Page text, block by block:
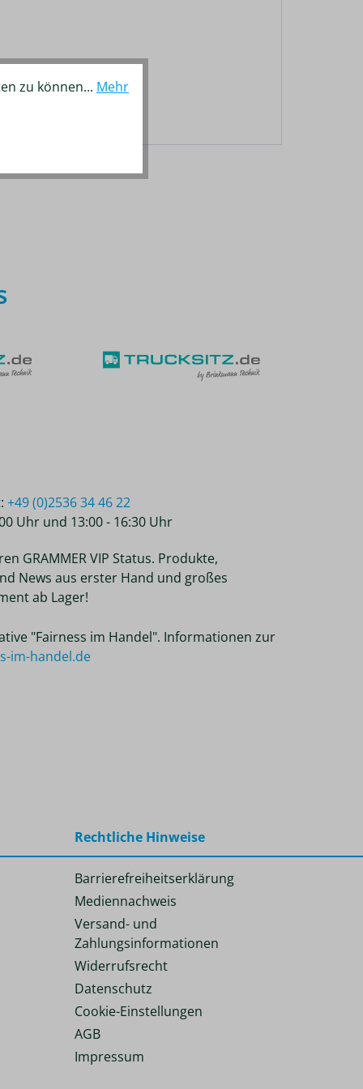
+49 (0)2536 34 46 22
Uhr und 13:00 - 16:30 Uhr
GRAMMER VIP Status. Produkte,
News aus erster Hand und großes
ab Lager!
"Fairness im Handel". Informationen zur
im-handel.de
Rechtliche Hinweise
Barrierefreiheitserklärung
Mediennachweis
Versand- und
Zahlungsinformationen
Widerrufsrecht
Datenschutz
Cookie-Einstellungen
AGB
Impressum
zu können... Mehr